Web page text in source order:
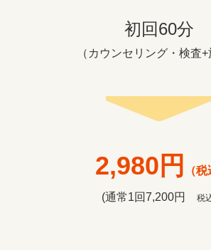
初回60分
（カウンセリング・検査+
2,980円 （税
(通常1回7,200円 税